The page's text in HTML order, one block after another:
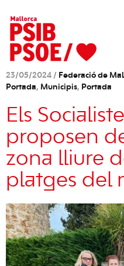
23/05/2024 / Federació de
Portada, Municipis, Portada
Els
proposen
zona lliure
platges del